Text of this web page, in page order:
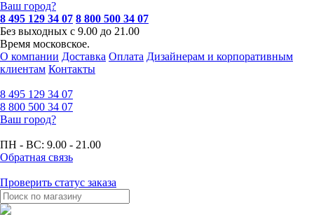
Ваш город?
8 495 129 34 07 8 800 500 34 07
Без выходных с 9.00 до 21.00
Время московское.
О компании Доставка Оплата Дизайнерам и корпоративным
клиентам Контакты
8 495 129 34 07
8 800 500 34 07
Ваш город?
ПН - ВС: 9.00 - 21.00
Обратная связь
Проверить статус заказа